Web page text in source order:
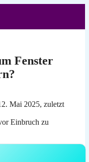
Fenster
Mai 2025, zuletzt